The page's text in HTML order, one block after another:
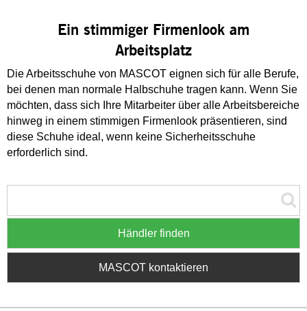
Ein stimmiger Firmenlook am
Arbeitsplatz
Die Arbeitsschuhe von MASCOT eignen sich für alle Berufe,
bei denen man normale Halbschuhe tragen kann. Wenn Sie
möchten, dass sich Ihre Mitarbeiter über alle Arbeitsbereiche
hinweg in einem stimmigen Firmenlook präsentieren, sind
diese Schuhe ideal, wenn keine Sicherheitsschuhe
erforderlich sind.
Händler finden
MASCOT kontaktieren